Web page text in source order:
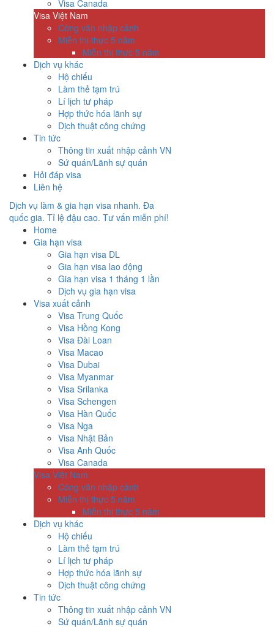
Visa Canada
Visa Việt Nam
Công văn nhập cảnh
Miễn thị thực 5 năm
Miễn thị thực 5 năm
Dịch vụ khác
Hộ chiếu
Làm thẻ tạm trú
Lí lịch tư pháp
Hợp thức hóa lãnh sự
Dịch thuật công chứng
Tin tức
Thông tin xuất nhập cảnh VN
Sứ quán/Lãnh sự quán
Hỏi đáp visa
Liên hệ
Dịch vụ làm & gia hạn visa nhanh. Đa
quốc gia. Tỉ lệ đậu cao. Tư vấn miễn phí!
Home
Gia hạn visa
Gia hạn visa DL
Gia hạn visa lao động
Gia hạn visa 1 tháng 1 lần
Dịch vụ gia hạn visa
Visa xuất cảnh
Visa Trung Quốc
Visa Hồng Kong
Visa Đài Loan
Visa Macao
Visa Dubai
Visa Myanmar
Visa Srilanka
Visa Schengen
Visa Hàn Quốc
Visa Nga
Visa Nhật Bản
Visa Anh Quốc
Visa Canada
Visa Việt Nam
Công văn nhập cảnh
Miễn thị thực 5 năm
Miễn thị thực 5 năm
Dịch vụ khác
Hộ chiếu
Làm thẻ tạm trú
Lí lịch tư pháp
Hợp thức hóa lãnh sự
Dịch thuật công chứng
Tin tức
Thông tin xuất nhập cảnh VN
Sứ quán/Lãnh sự quán